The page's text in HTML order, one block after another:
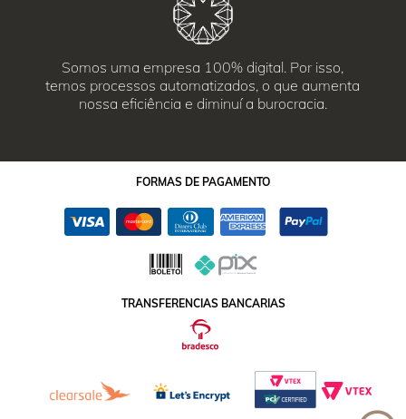
Somos uma empresa 100% digital. Por isso,
temos processos automatizados, o que aumenta
nossa eficiência e diminuí a burocracia.
FORMAS DE PAGAMENTO
TRANSFERENCIAS BANCARIAS